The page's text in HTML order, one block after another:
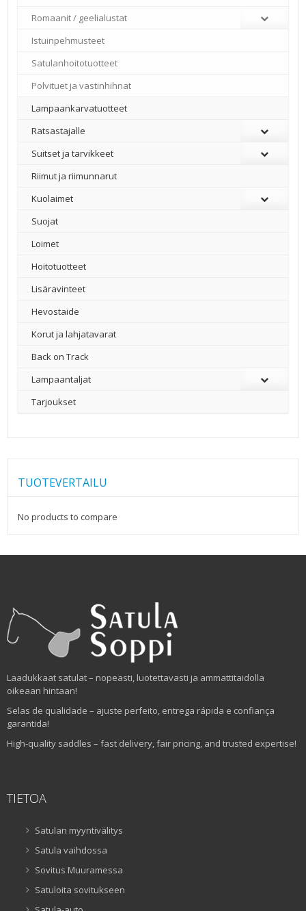
Romaanit / geelialustat
Istuinpehmusteet
Satulanhoitotuotteet
Polvituet ja vastinhihnat
Lampaankarvatuotteet
Ratsastajalle
Suitset ja tarvikkeet
Riimut ja riimunnarut
Kuolaimet
Suojat
Loimet
Hoitotuotteet
Lisäravinteet
Hevostaide
Korut ja lahjatavarat
Back on Track
Lampaantaljat
Tarjoukset
TUOTEVERTAILU
No products to compare
Laadukkaat satulat – nopeasti, luotettavasti ja ammattitaidolla
oikeaan hintaan!
Selas de qualidade – ajuste perfeito, entrega rápida e confiança
garantida!
High-quality saddles – fast delivery, fair pricing, and trusted expertise!
TIETOA
Satulan myyntivälitys
Satula vaihdossa
Sovitus Muuramessa
Satuloita sovitukseen